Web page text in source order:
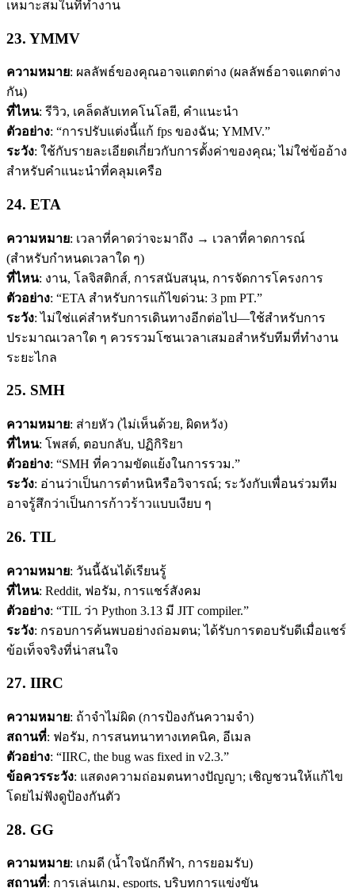
เหมาะสมในที่ทำงาน
23. YMMV
ความหมาย: ผลลัพธ์ของคุณอาจแตกต่าง (ผลลัพธ์อาจแตกต่าง
กัน)
ที่ไหน: รีวิว, เคล็ดลับเทคโนโลยี, คำแนะนำ
ตัวอย่าง: “การปรับแต่งนี้แก้ fps ของฉัน; YMMV.”
ระวัง: ใช้กับรายละเอียดเกี่ยวกับการตั้งค่าของคุณ; ไม่ใช่ข้ออ้าง
สำหรับคำแนะนำที่คลุมเครือ
24. ETA
ความหมาย: เวลาที่คาดว่าจะมาถึง → เวลาที่คาดการณ์
(สำหรับกำหนดเวลาใด ๆ)
ที่ไหน: งาน, โลจิสติกส์, การสนับสนุน, การจัดการโครงการ
ตัวอย่าง: “ETA สำหรับการแก้ไขด่วน: 3 pm PT.”
ระวัง: ไม่ใช่แค่สำหรับการเดินทางอีกต่อไป—ใช้สำหรับการ
ประมาณเวลาใด ๆ ควรรวมโซนเวลาเสมอสำหรับทีมที่ทำงาน
ระยะไกล
25. SMH
ความหมาย: ส่ายหัว (ไม่เห็นด้วย, ผิดหวัง)
ที่ไหน: โพสต์, ตอบกลับ, ปฏิกิริยา
ตัวอย่าง: “SMH ที่ความขัดแย้งในการรวม.”
ระวัง: อ่านว่าเป็นการตำหนิหรือวิจารณ์; ระวังกับเพื่อนร่วมทีม
อาจรู้สึกว่าเป็นการก้าวร้าวแบบเงียบ ๆ
26. TIL
ความหมาย: วันนี้ฉันได้เรียนรู้
ที่ไหน: Reddit, ฟอรัม, การแชร์สังคม
ตัวอย่าง: “TIL ว่า Python 3.13 มี JIT compiler.”
ระวัง: กรอบการค้นพบอย่างถ่อมตน; ได้รับการตอบรับดีเมื่อแชร์
ข้อเท็จจริงที่น่าสนใจ
27. IIRC
ความหมาย: ถ้าจำไม่ผิด (การป้องกันความจำ)
สถานที่: ฟอรัม, การสนทนาทางเทคนิค, อีเมล
ตัวอย่าง: “IIRC, the bug was fixed in v2.3.”
ข้อควรระวัง: แสดงความถ่อมตนทางปัญญา; เชิญชวนให้แก้ไข
โดยไม่ฟังดูป้องกันตัว
28. GG
ความหมาย: เกมดี (น้ำใจนักกีฬา, การยอมรับ)
สถานที่: การเล่นเกม, esports, บริบทการแข่งขัน